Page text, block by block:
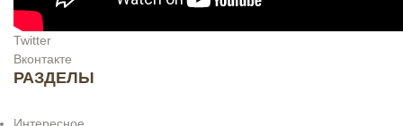
Twitter
Вконтакте
РАЗДЕЛЫ
Интересное